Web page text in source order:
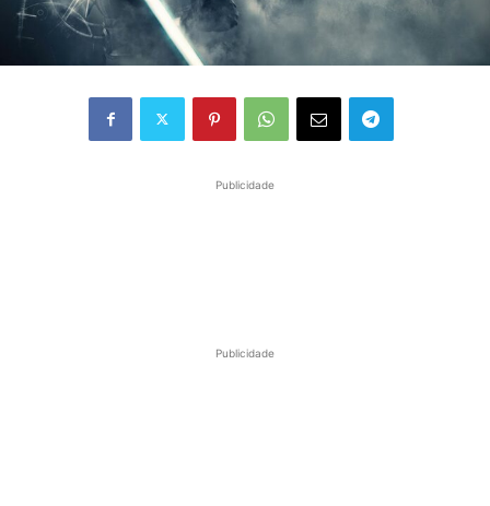
Publicidade
Publicidade